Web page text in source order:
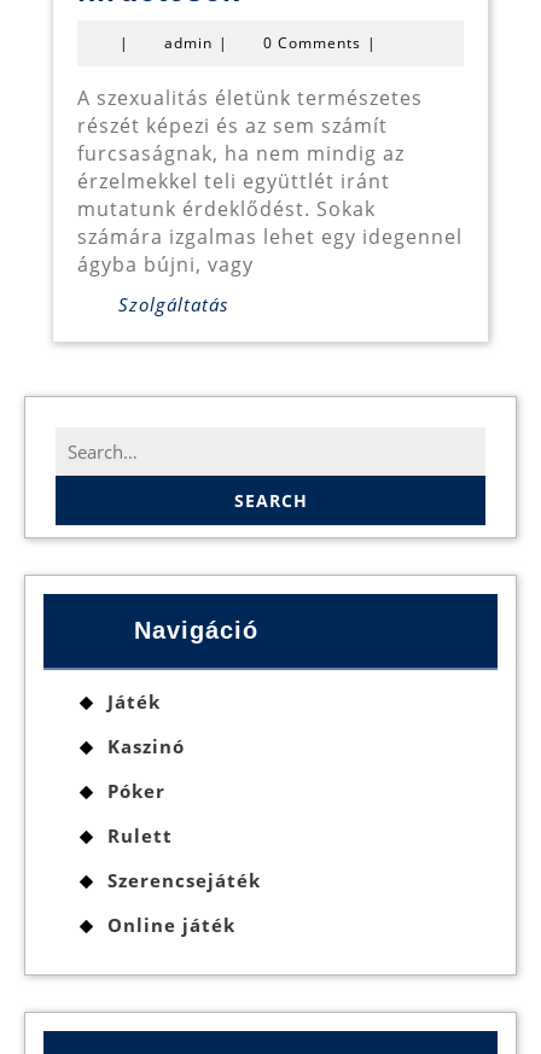
hirdetések
| admin admin
| 0 Comments |
A szexualitás életünk természetes
részét képezi és az sem számít
furcsaságnak, ha nem mindig az
érzelmekkel teli együttlét iránt
mutatunk érdeklődést. Sokak
számára izgalmas lehet egy idegennel
ágyba bújni, vagy
Szolgáltatás
Search
for:
Navigáció
Játék
Kaszinó
Póker
Rulett
Szerencsejáték
Online játék